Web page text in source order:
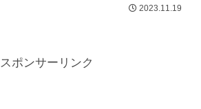
2023.11.19
スポンサーリンク